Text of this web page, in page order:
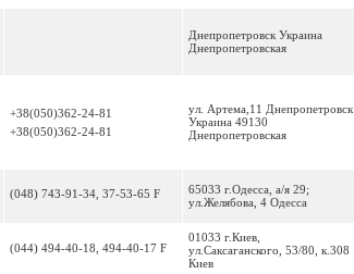
Днепропетровск Украина
Днепропетровская
+38(050)362-24-81
+38(050)362-24-81
ул. Артема,11 Днепропетровск
Украина 49130
Днепропетровская
(048) 743-91-34, 37-53-65 F
65033 г.Одесса, а/я 29;
ул.Желябова, 4 Одесса
(044) 494-40-18, 494-40-17 F
01033 г.Киев,
ул.Саксаганского, 53/80, к.308
Киев